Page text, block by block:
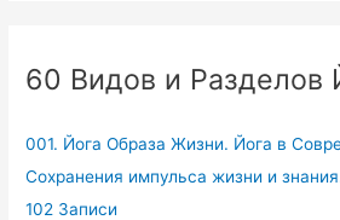
60 Видов и Разделов
001. Йога Образа Жизни. Йога в
Сохранения импульса жизни и
102 Записи